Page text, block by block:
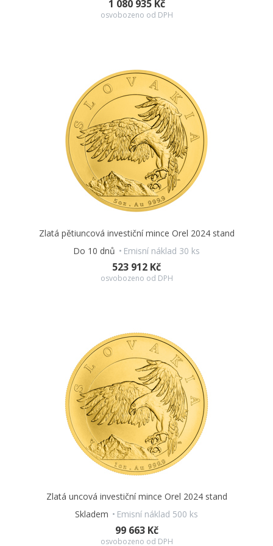
roku 2017 razí také zlaté a stříbrné mince
oblíbili investoři nejen v České republice a na Slovensku, ale
online distributor drahých kovů na světě. Jedním z důvodů,
proč se investiční mince České mincovny tak rychle zařadily
po bok slavných světových protějšků (jakými jsou například
rakouský Wiener Philharmoniker, kanadský Maple Leaf,
jihoafrický Krugerrand, americký Eagle, čínská Panda nebo
australský Kangaroo), je jejichnízký emisní náklad.
investiční mince zahraničních mincoven jsou raženy v řádech
milionů kusů, emisní limit mincí ražených v České republice
se počítá na stovky či tisíce. Tato skutečnost
zvyšuje potenciál
zhodnocení investice a přidává jí sběratelský rozměr.
uměleckému zpracování pak mince skvěle poslouží také jako
originální a hodnotný dárek– k promoci, ke svatbě, k
1 080 935 Kč
osvobozeno od DPH
Zlatá pětiuncová investiční mince Orel 2024 stand
Do 10 dnů
Emisní náklad 30 ks
523 912 Kč
osvobozeno od DPH
Zlatá uncová investiční mince Orel 2024 stand
Skladem
Emisní náklad 500 ks
99 663 Kč
osvobozeno od DPH